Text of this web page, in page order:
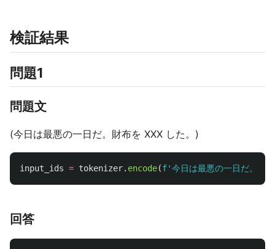
検証結果
問題1
問題文
(今日は最悪の一日だ。財布を XXX した。)
input_ids = tokenizer. encode(f'今日は最悪の一日だ。財
回答